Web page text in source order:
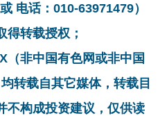
电话：010-63971479）
得转载授权；
（非中国有色网或非中国
转载自其它媒体，转载目
不构成投资建议，仅供读